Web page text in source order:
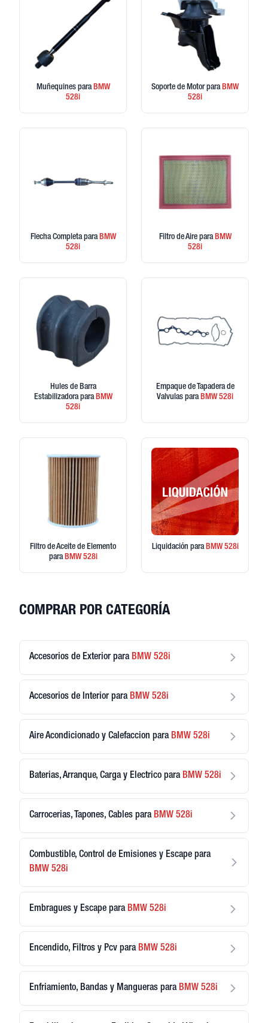
Muñequines paraBMW
528i
Soporte de Motor paraBMW
528i
Flecha Completa paraBMW
528i
Filtro de Aire paraBMW
528i
Hules de Barra
Estabilizadora paraBMW
528i
Empaque de Tapadera de
Valvulas paraBMW 528i
Filtro de Aceite de Elemento
paraBMW528i
Liquidación paraBMW528i
COMPRAR POR CATEGORÍA
Accesorios de Exterior para BMW 528i
Accesorios de Interior para BMW 528i
Aire Acondicionado y Calefaccion para BMW 528i
Baterias, Arranque, Carga y Electrico para BMW 528i
Carrocerias, Tapones, Cables para BMW 528i
Combustible, Control de Emisiones y Escape para
BMW 528i
Embragues y Escape para BMW 528i
Encendido, Filtros y Pcv para BMW 528i
Enfriamiento, Bandas y Mangueras para BMW 528i